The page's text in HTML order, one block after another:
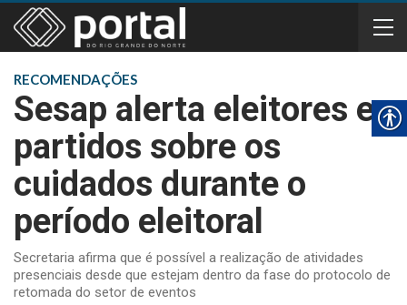
RECOMENDAÇÕES
Sesap alerta eleitores e
partidos sobre os
cuidados durante o
período eleitoral
Secretaria afirma que é possível a realização de atividades
presenciais desde que estejam dentro da fase do protocolo de
retomada do setor de eventos